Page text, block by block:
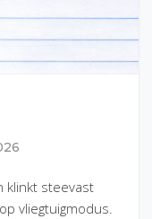
klinkt steevast
vliegtuigmodus.